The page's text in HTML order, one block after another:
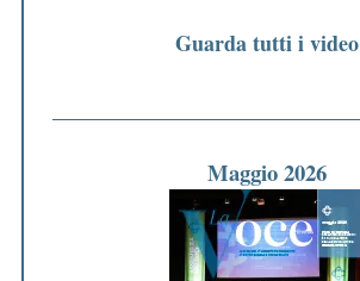
Guarda tutti i video
Maggio 2026